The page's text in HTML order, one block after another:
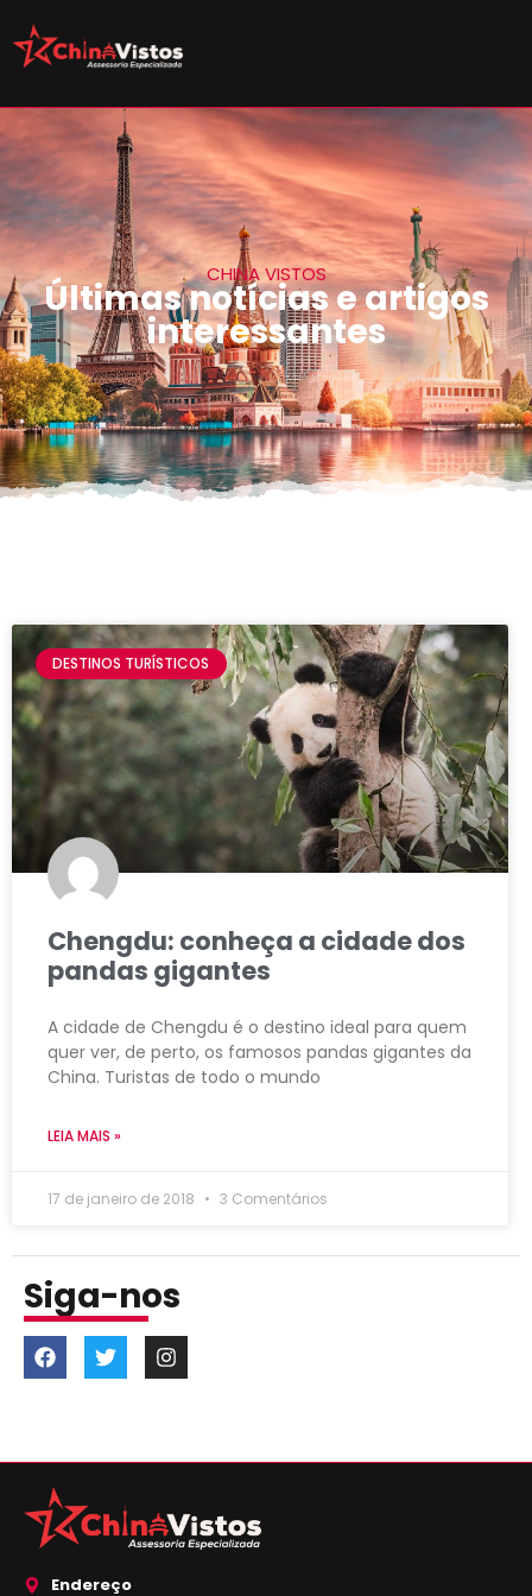
CHINA VISTOS
Últimas notícias e artigos
interessantes
DESTINOS TURÍSTICOS
Chengdu: conheça a cidade dos
pandas gigantes
A cidade de Chengdu é o destino ideal para quem
quer ver, de perto, os famosos pandas gigantes da
China. Turistas de todo o mundo
LEIA MAIS »
17 de janeiro de 2018 3 Comentários
Siga-nos
Endereço